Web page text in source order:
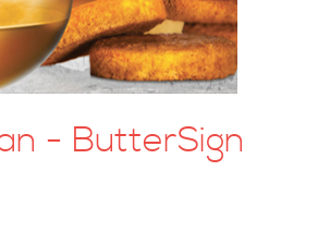
- ButterSign